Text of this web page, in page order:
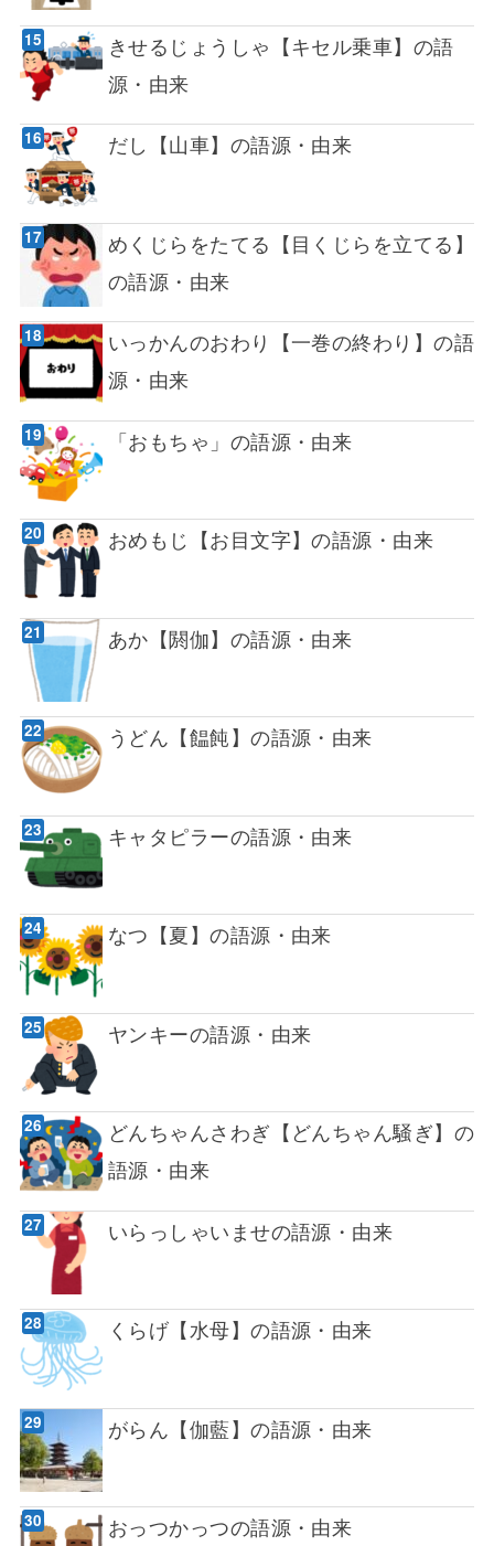
きせるじょうしゃ【キセル乗車】の語
源・由来
だし【山車】の語源・由来
めくじらをたてる【目くじらを立てる】
の語源・由来
いっかんのおわり【一巻の終わり】の語
源・由来
「おもちゃ」の語源・由来
おめもじ【お目文字】の語源・由来
あか【閼伽】の語源・由来
うどん【饂飩】の語源・由来
キャタピラーの語源・由来
なつ【夏】の語源・由来
ヤンキーの語源・由来
どんちゃんさわぎ【どんちゃん騒ぎ】の
語源・由来
いらっしゃいませの語源・由来
くらげ【水母】の語源・由来
がらん【伽藍】の語源・由来
おっつかっつの語源・由来